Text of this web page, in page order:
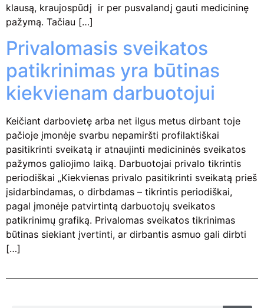
klausą, kraujospūdį ir per pusvalandį gauti medicininę
pažymą. Tačiau […]
Privalomasis sveikatos
patikrinimas yra būtinas
kiekvienam darbuotojui
Keičiant darbovietę arba net ilgus metus dirbant toje
pačioje įmonėje svarbu nepamiršti profilaktiškai
pasitikrinti sveikatą ir atnaujinti medicininės sveikatos
pažymos galiojimo laiką. Darbuotojai privalo tikrintis
periodiškai „Kiekvienas privalo pasitikrinti sveikatą prieš
įsidarbindamas, o dirbdamas – tikrintis periodiškai,
pagal įmonėje patvirtintą darbuotojų sveikatos
patikrinimų grafiką. Privalomas sveikatos tikrinimas
būtinas siekiant įvertinti, ar dirbantis asmuo gali dirbti
[…]